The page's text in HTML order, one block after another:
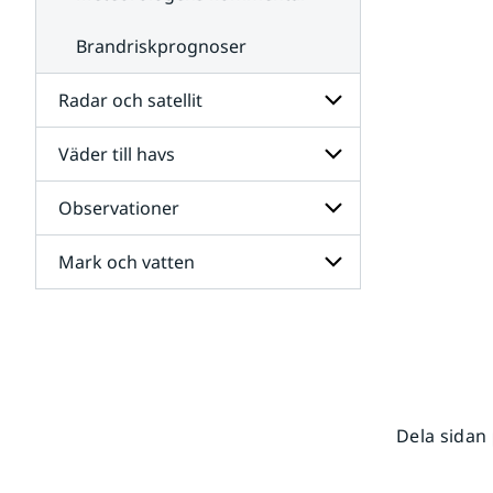
Brandriskprognoser
Radar och satellit
Undersidor
för
Radar
och
satellit
Väder till havs
Undersidor
för
Väder
till
havs
Observationer
Undersidor
för
Mark och vatten
Dela sidan